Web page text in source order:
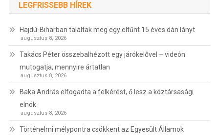
LEGFRISSEBB HÍREK
Hajdú-Biharban találtak meg egy eltűnt 15 éves dán lányt
augusztus 8, 2026
Takács Péter összebalhézott egy járókelővel – videón
mutogatja, mennyire ártatlan
augusztus 8, 2026
Baka András elfogadta a felkérést, ő lesz a köztársasági
elnök
augusztus 8, 2026
Történelmi mélypontra csökkent az Egyesült Államok